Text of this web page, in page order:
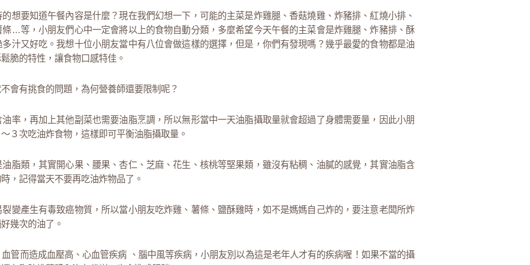
想要知道午餐內容是什麼？現在我們幻想一下，可能的主菜是炸雞腿、香菇燒雞、炸豬排、紅燒小排、
…等，小朋友們心中一定會將以上的食物自動分類，多麼希望今天午餐的主菜會是炸雞腿、炸豬排、酥
汁又好吃。我想十位小朋友當中有八位會做這樣的選擇，但是，你們有發現嗎？幾乎最愛的食物都是油
脆的特性，讓食物口感特佳。
會有挑食的問題，為何營養師還要限制呢？
率，再加上其他副菜也需要油脂烹調，所以無形當中一天油脂攝取量就會超過了身體需要量，因此小朋
３次吃油炸食物，這樣即可平衡油脂攝取量。
脂類，其實開心果、腰果、杏仁、芝麻、花生、核桃等堅果類，雖沒有粘稠、油膩的感覺，其實油脂含
，記得當天不要再吃油炸物品了。
變產生有毒致癌物質，所以當小朋友吃炸雞、薯條、鹽酥雞時，如不是媽媽自己炸的，要注意老闆所炸
幾次的油了。
管而造成血壓高、心血管疾病 、腦中風等疾病，小朋友別以為這是老年人才有的疾病喔！如果不當的攝